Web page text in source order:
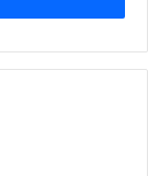
(23)
Javier